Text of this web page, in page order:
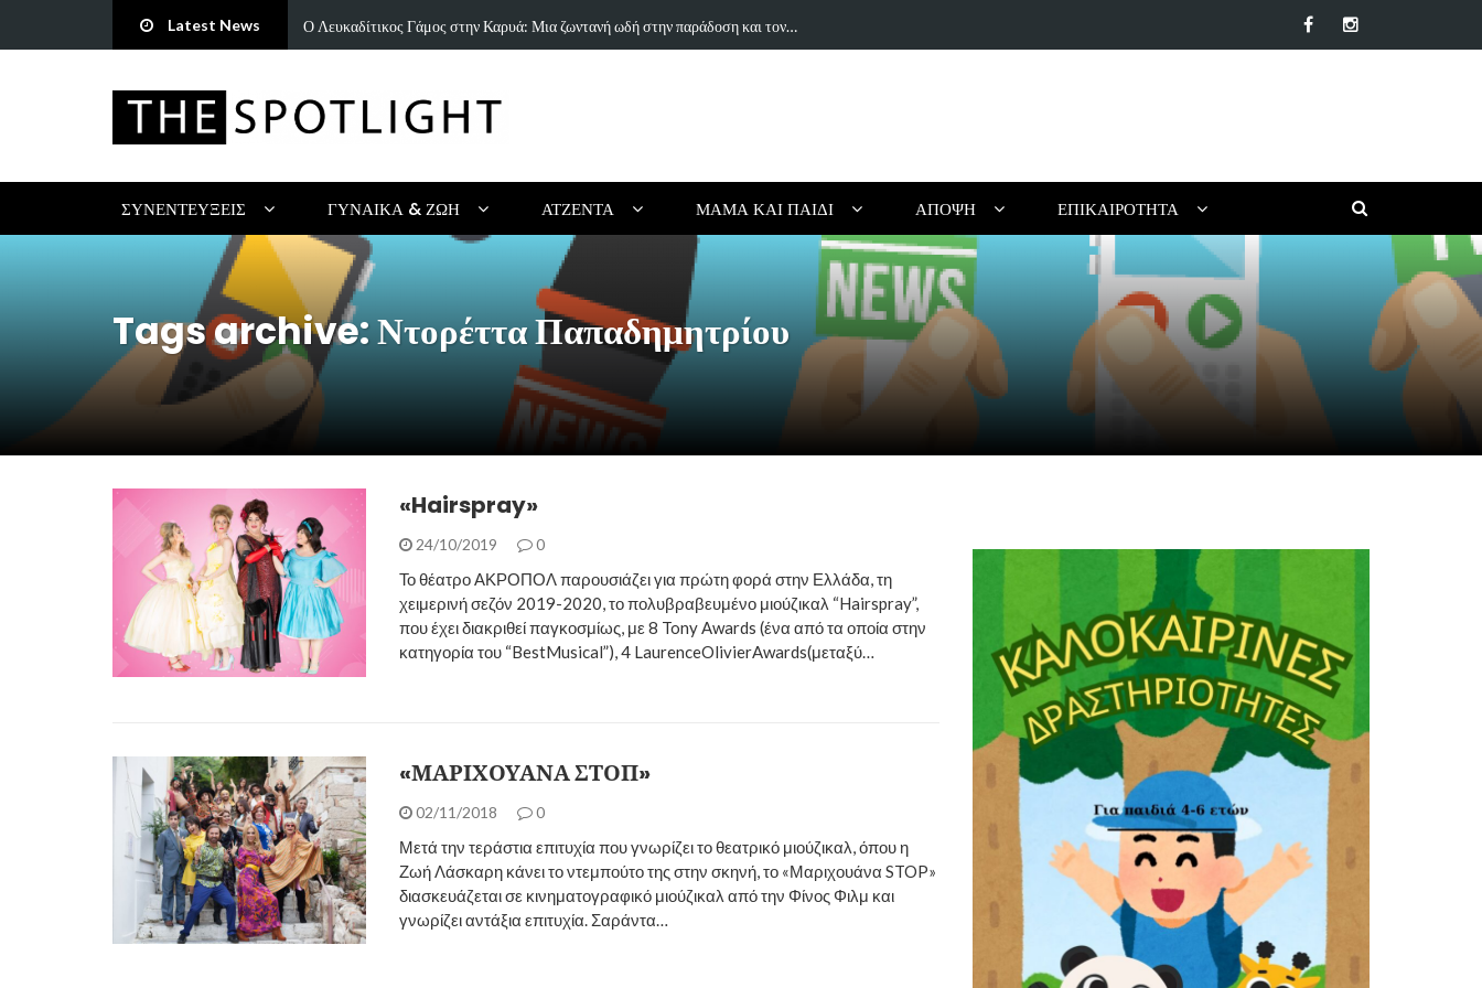
Latest News
ωδή στην παράδοση και τον… «Άννα Είσαι Καλά;»: Το νέο τραγούδι του Δημήτρη Πανανάκη που σπάει τη… 5 Ιδέες & Βιβλία για ένα Δημιουργικό Καλοκαίρι Χωρίς Οθόνες (για Παιδιά…
ΣΥΝΕΝΤΕΎΞΕΙΣ ΓΥΝΑΊΚΑ & ΖΩΉ ΑΤΖΈΝΤΑ ΜΑΜΆ ΚΑΙ ΠΑΙΔΊ ΆΠΟΨΗ ΕΠΙΚΑΙΡΌΤΗΤΑ
Tags archive: Ντορέττα Παπαδημητρίου
«Hairspray»
24/10/2019 0
Το θέατρο ΑΚΡΟΠΟΛ παρουσιάζει για πρώτη φορά στην Ελλάδα, τη
χειμερινή σεζόν 2019-2020, το πολυβραβευμένο μιούζικαλ “Hairspray”,
που έχει διακριθεί παγκοσμίως, με 8 Tony Awards (ένα από τα οποία στην
κατηγορία του “BestMusical”), 4 LaurenceOlivierAwards(μεταξύ…
«ΜΑΡΙΧΟΥΑΝΑ ΣΤΟΠ»
02/11/2018 0
Μετά την τεράστια επιτυχία που γνωρίζει το θεατρικό μιούζικαλ, όπου η
Ζωή Λάσκαρη κάνει το ντεμπούτο της στην σκηνή, το «Μαριχουάνα STOP»
διασκευάζεται σε κινηματογραφικό μιούζικαλ από την Φίνος Φιλμ και
γνωρίζει αντάξια επιτυχία. Σαράντα…